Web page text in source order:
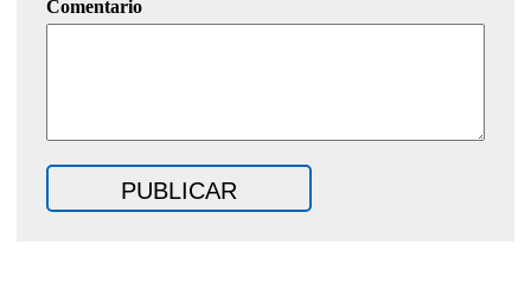
Comentario